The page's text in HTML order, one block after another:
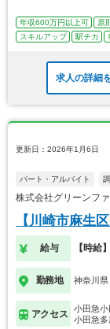
年収600万円以上可 原
スキルアップ
駅チカ
求人の詳細
更新日：2026年1月6日
パート・アルバイト
株式会社グリーンフ
【川崎市麻生
給与 【時給
勤務地 神奈川県
アクセス
小田急
小田急